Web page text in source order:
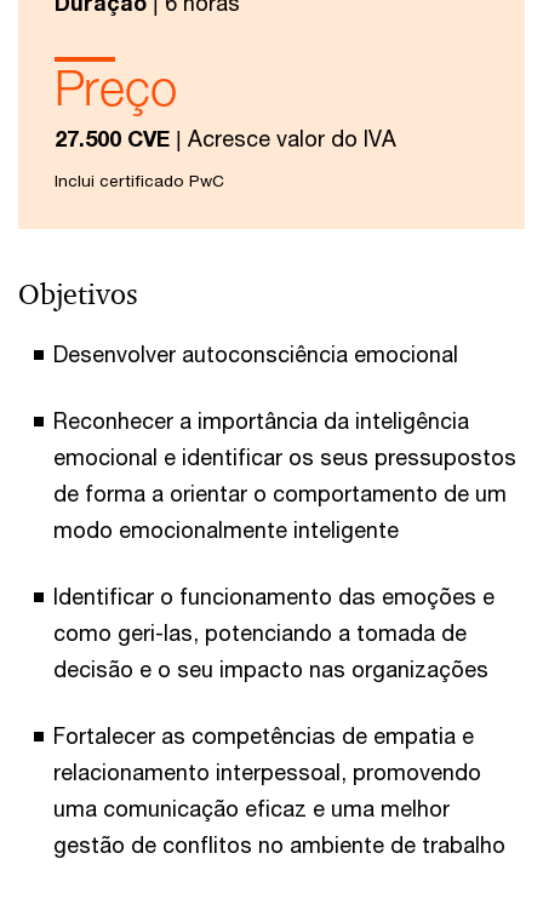
Preço
27.500 CVE | Acresce valor do IVA
Inclui certificado PwC
Objetivos
Desenvolver autoconsciência emocional
Reconhecer a importância da inteligência
emocional e identificar os seus pressupostos
de forma a orientar o comportamento de um
modo emocionalmente inteligente
Identificar o funcionamento das emoções e
como geri-las, potenciando a tomada de
decisão e o seu impacto nas organizações
Fortalecer as competências de empatia e
relacionamento interpessoal, promovendo
uma comunicação eficaz e uma melhor
gestão de conflitos no ambiente de trabalho